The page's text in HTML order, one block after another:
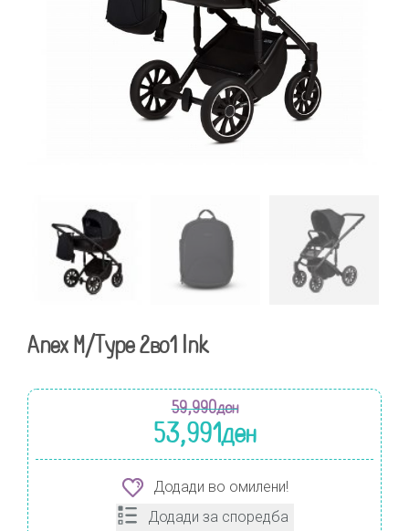
Anex M/Type 2во1 Ink
59,990ден
53,991ден
Додади во омилени!
Додади за споредба